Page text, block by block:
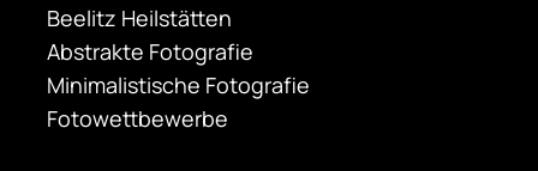
Beelitz Heilstätten
Abstrakte Fotografie
Minimalistische Fotografie
Fotowettbewerbe